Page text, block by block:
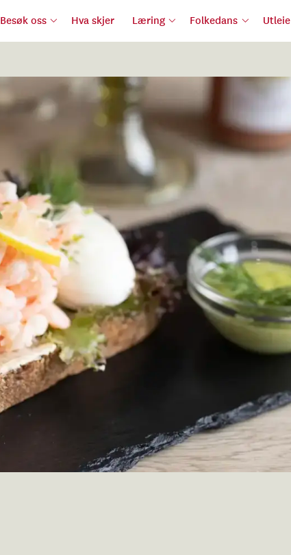
Besøk oss Hva skjer Læring Folkedans Utleie